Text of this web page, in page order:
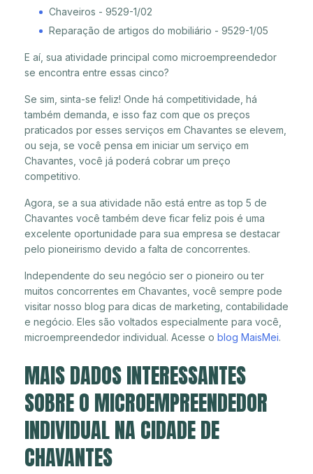
Chaveiros - 9529-1/02
Reparação de artigos do mobiliário - 9529-1/05
E aí, sua atividade principal como microempreendedor
se encontra entre essas cinco?
Se sim, sinta-se feliz! Onde há competitividade, há
também demanda, e isso faz com que os preços
praticados por esses serviços em Chavantes se elevem,
ou seja, se você pensa em iniciar um serviço em
Chavantes, você já poderá cobrar um preço
competitivo.
Agora, se a sua atividade não está entre as top 5 de
Chavantes você também deve ficar feliz pois é uma
excelente oportunidade para sua empresa se destacar
pelo pioneirismo devido a falta de concorrentes.
Independente do seu negócio ser o pioneiro ou ter
muitos concorrentes em Chavantes, você sempre pode
visitar nosso blog para dicas de marketing, contabilidade
e negócio. Eles são voltados especialmente para você,
microempreendedor individual. Acesse o blog MaisMei.
MAIS DADOS INTERESSANTES
SOBRE O MICROEMPREENDEDOR
INDIVIDUAL NA CIDADE DE
CHAVANTES